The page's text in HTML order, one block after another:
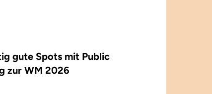
gute Spots mit Public
zur WM 2026